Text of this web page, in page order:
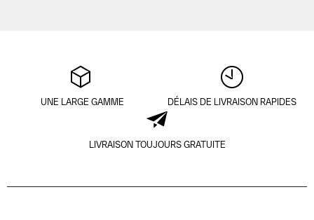
UNE LARGE GAMME DÉLAIS DE LIVRAISON RAPIDES
LIVRAISON TOUJOURS GRATUITE